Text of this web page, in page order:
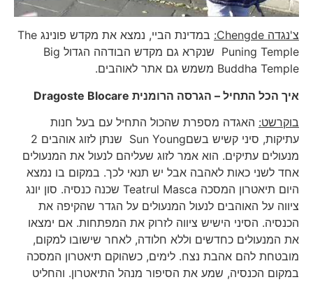
צ'נגדהChengde
:
במדינת הביי, נמצא את מקדש פונינג The
Puning Temple שנקרא גם מקדש הבודהה הגדול Big
Buddha Temple משמש גם אתר לאוהבים.
איך הכל התחיל – הגרסה הרומניתDragoste Blocare
בוקרשט:האגדה מספרת שהכול התחיל עם בעל חנות
עתיקות, סיני קשיש בשםSun Young שנתן לזוג אוהבים 2
מנעולים עתיקים. הוא אמר לזוג שעליהם לנעול את המנעולים
אחד לשני כאות לאהבה אבל יש תנאי לכך. במקום בו נמצא
היום תיאטרון המסכה Teatrul Masca שכנה כנסיה. סון יונג
ציווה על האוהבים לנעול המנעולים על הגדר שהקיפה את
הכנסיה. הסיני הישיש ציווה לזרוק את המפתחות. אם ימצאו
את המנעולים כחדשים וללא חלודה, לאחר שישובו למקום,
מובטחת להם אהבת נצח. לימים, כשהוקם תיאטרון המסכה
במקום הכנסיה, שמע את הסיפור מנהל התיאטרון. והחליט